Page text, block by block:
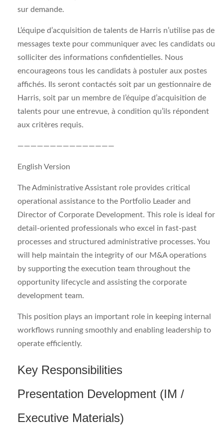
sur demande.
L’équipe d’acquisition de talents de Harris n’utilise pas de
messages texte pour communiquer avec les candidats ou
solliciter des informations confidentielles. Nous
encourageons tous les candidats à postuler aux postes
affichés. Ils seront contactés soit par un gestionnaire de
Harris, soit par un membre de l’équipe d’acquisition de
talents pour une entrevue, à condition qu’ils répondent
aux critères requis.
———————————————
English Version
The Administrative Assistant role provides critical
operational assistance to the Portfolio Leader and
Director of Corporate Development. This role is ideal for
detail-oriented professionals who excel in fast-past
processes and structured administrative processes. You
will help maintain the integrity of our M&A operations
by supporting the execution team throughout the
opportunity lifecycle and assisting the corporate
development team.
This position plays an important role in keeping internal
workflows running smoothly and enabling leadership to
operate efficiently.
Key Responsibilities
Presentation Development (IM /
Executive Materials)